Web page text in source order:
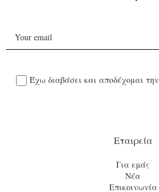
Έχω διαβάσει και αποδέχομαι την
Εταιρεία
Για εμάς
Νέα
Επικοινωνία